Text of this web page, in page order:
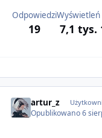
Odpowiedzi
19
Wyświetleń
7,1 tys.
artur_z
Opublikowano6